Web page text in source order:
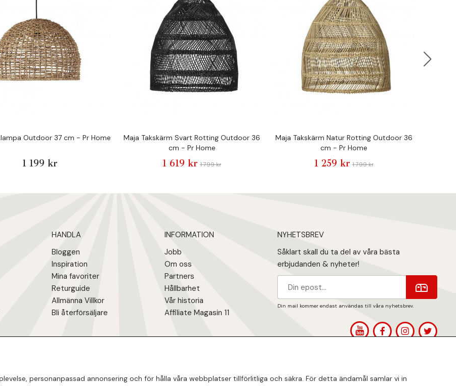
Outdoor 37 cm - Pr Home
1 199 kr
Maja Takskärm Svart Rotting Outdoor 36
cm - Pr Home
1 619 kr 1 799 kr
Maja Takskärm Natur Rotting Outdoor 36
cm - Pr Home
1 259 kr 1 799 kr
HANDLA
Bloggen
Inspiration
Mina favoriter
Returguide
Allmänna Villkor
Bli återförsäljare
INFORMATION
Jobb
Om oss
Partners
Hållbarhet
Vår historia
Affiliate Magasin 11
NYHETSBREV
Såklart skall du ta del av våra bästa
erbjudanden & nyheter!
Din mail kommer endast användas till våra nyhetsbrev.
personanpassad annonsering och för hålla våra webbplatser tillförlitliga och säkra. För detta ändamål samlar vi in